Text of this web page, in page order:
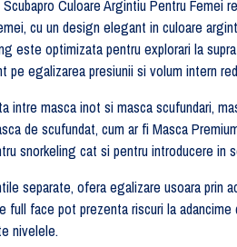
Culoare Argintiu Pentru
cu un design elegant in culoare
este optimizata pentru explorari la
pe egalizarea presiunii si volum intern
intre masca inot si masca scufundari,
de scufundat, cum ar fi Masca
snorkeling cat si pentru introducere in
separate, ofera egalizare usoara prin
full face pot prezenta riscuri la
nivelele.